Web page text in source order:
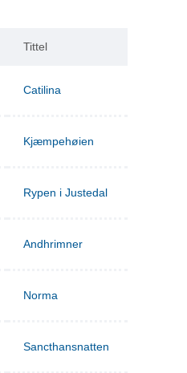
Tittel
Catilina
Kjæmpehøien
Rypen i Justedal
Andhrimner
Norma
Sancthansnatten